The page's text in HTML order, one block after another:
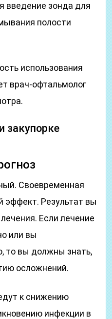
введение зонда для
полости
использования
врач-офтальмолог
закупорке
Своевременная
эффект. Результат вы
Если лечение
или вы
то вы должны знать,
осложнений.
к снижению
инфекции в